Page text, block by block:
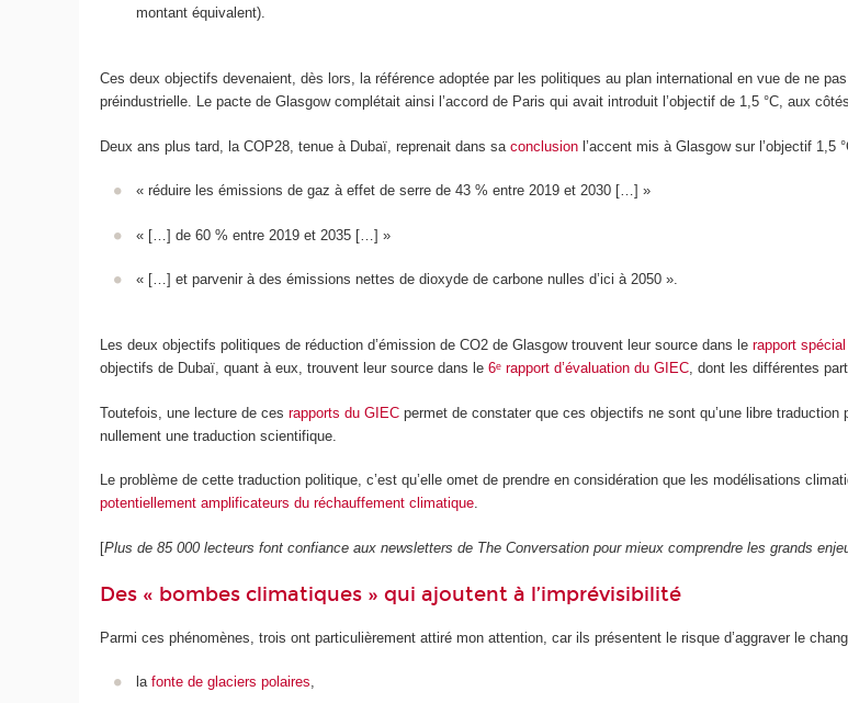
montant équivalent).
Ces deux objectifs devenaient, dès lors, la référence adoptée par les politiques au plan international en vue de ne
préindustrielle. Le pacte de Glasgow complétait ainsi l’accord de Paris qui avait introduit l’objectif de 1,5 °C, aux
Deux ans plus tard, la COP28, tenue à Dubaï, reprenait dans saconclusion l’accent mis à Glasgow sur l’objectif
« réduire les émissions de gaz à effet de serre de 43 % entre 2019 et 2030 […] »
« […] de 60 % entre 2019 et 2035 […] »
« […] et parvenir à des émissions nettes de dioxyde de carbone nulles d’ici à 2050 ».
Les deux objectifs politiques de réduction d’émission de CO2 de Glasgow trouvent leur source dans lerapport
objectifs de Dubaï, quant à eux, trouvent leur source dans le6ᵉ rapport d’évaluation du GIEC, dont les différentes
Toutefois, une lecture de cesrapports du GIEC permet de constater que ces objectifs ne sont qu’une libre
nullement une traduction scientifique.
Le problème de cette traduction politique, c’est qu’elle omet de prendre en considération que les modélisations
potentiellement amplificateurs du réchauffement climatique.
[Plus de 85 000 lecteurs font confiance aux newsletters de The Conversation pour mieux comprendre les grands
Des « bombes climatiques » qui ajoutent à l’imprévisibilité
Parmi ces phénomènes, trois ont particulièrement attiré mon attention, car ils présentent le risque d’aggraver le
la fonte de glaciers polaires,